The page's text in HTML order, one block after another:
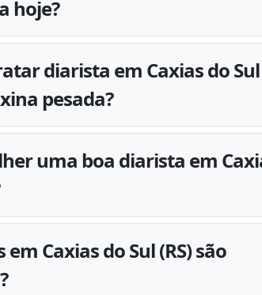
hoje?
diarista em Caxias do Sul
pesada?
uma boa diarista em
Caxias do Sul (RS) são